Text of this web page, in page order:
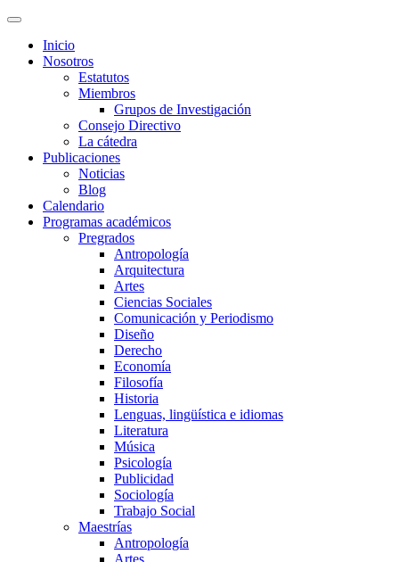
Inicio
Nosotros
Estatutos
Miembros
Grupos de Investigación
Consejo Directivo
La cátedra
Publicaciones
Noticias
Blog
Calendario
Programas académicos
Pregrados
Antropología
Arquitectura
Artes
Ciencias Sociales
Comunicación y Periodismo
Diseño
Derecho
Economía
Filosofía
Historia
Lenguas, lingüística e idiomas
Literatura
Música
Psicología
Publicidad
Sociología
Trabajo Social
Maestrías
Antropología
Artes